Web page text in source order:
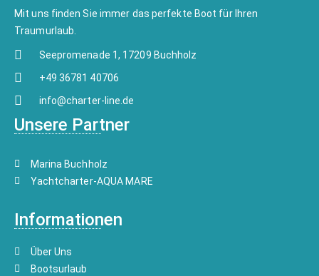
Mit uns finden Sie immer das perfekte Boot für Ihren
Traumurlaub.
Seepromenade 1, 17209 Buchholz
+49 36781 40706
info@charter-line.de
Unsere Partner
Marina Buchholz
Yachtcharter-AQUA MARE
Informationen
Über Uns
Bootsurlaub